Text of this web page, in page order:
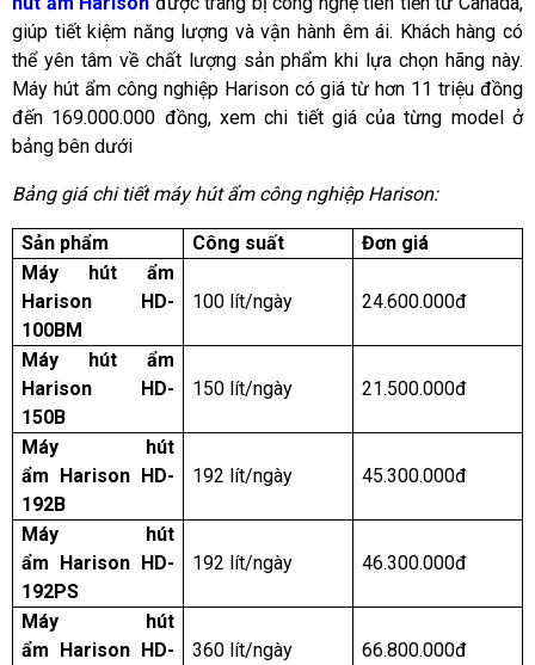
giúp tiết kiệm năng lượng và vận hành êm ái. Khách hàng có
thể yên tâm về chất lượng sản phẩm khi lựa chọn hãng này.
Máy hút ẩm công nghiệp Harison có giá từ hơn 11 triệu đồng
đến 169.000.000 đồng, xem chi tiết giá của từng model ở
bảng bên dưới
Bảng giá chi tiết máy hút ẩm công nghiệp Harison:
Sản phẩm Công suất
Đơn giá
Máy hút ẩm
Harison HD-
100BM
100 lít/ngày 24.600.000đ
Máy hút ẩm
Harison HD-
150B
150 lít/ngày 21.500.000đ
Máy hút
ẩm Harison HD-
192B
192 lít/ngày 45.300.000đ
Máy hút
ẩm Harison HD-
192PS
192 lít/ngày 46.300.000đ
Máy hút
ẩm Harison HD-
360 lít/ngày 66.800.000đ